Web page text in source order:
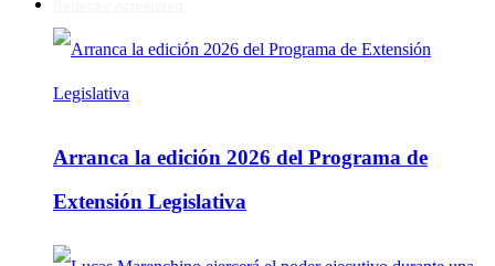
Arranca la edición 2026 del Programa de
Extensión Legislativa